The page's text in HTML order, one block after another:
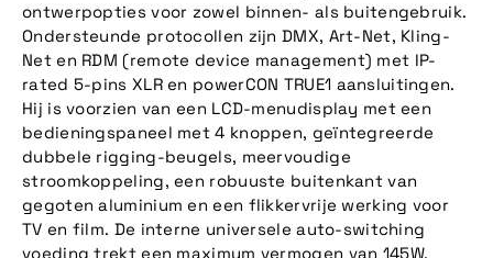
ontwerpopties voor zowel binnen- als buitengebruik.
Ondersteunde protocollen zijn DMX, Art-Net, Kling-
Net en RDM (remote device management) met IP-
rated 5-pins XLR en powerCON TRUE1 aansluitingen.
Hij is voorzien van een LCD-menudisplay met een
bedieningspaneel met 4 knoppen, geïntegreerde
dubbele rigging-beugels, meervoudige
stroomkoppeling, een robuuste buitenkant van
gegoten aluminium en een flikkervrije werking voor
TV en film. De interne universele auto-switching
voeding trekt een maximum vermogen van 145W.